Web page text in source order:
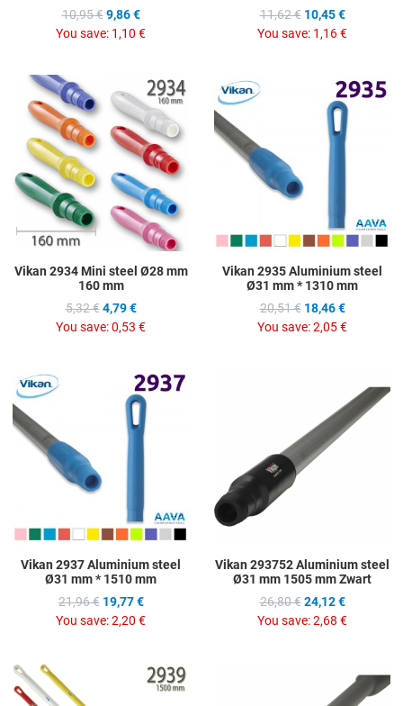
10,95 € 9,86 €
You save: 1,10 €
11,62 € 10,45 €
You save: 1,16 €
Add to Wishlist
Add to Compare
Quick View
Vikan 2934 Mini steel Ø28 mm
160 mm
5,32 € 4,79 €
You save:0,53 €
Vikan 2935 Aluminium steel
Ø31 mm * 1310 mm
20,51 € 18,46 €
You save:2,05 €
Vikan 2937 Aluminium steel
Ø31 mm * 1510 mm
21,96 € 19,77 €
You save:2,20 €
Vikan 293752 Aluminium steel
Ø31 mm 1505 mm Zwart
26,80 € 24,12 €
You save:2,68 €